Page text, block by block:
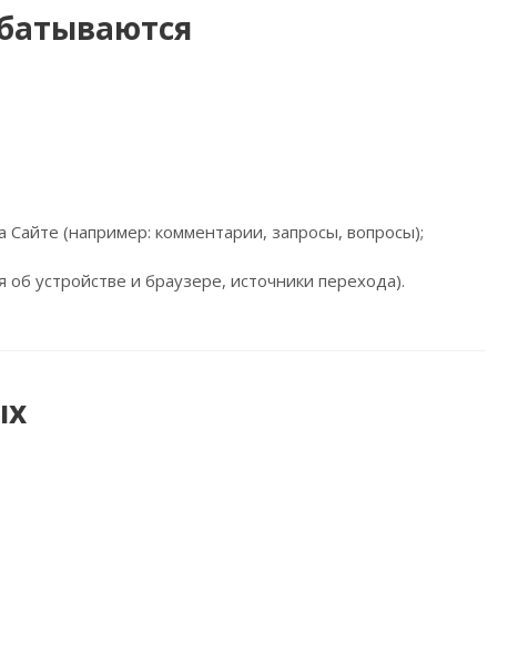
(например: комментарии, запросы, вопросы);
устройстве и браузере, источники перехода).